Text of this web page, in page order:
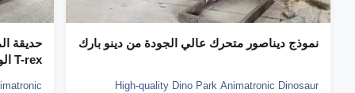
نموذج ديناصور متحرك عالي الجودة من دينو بارك
High-quality Dino Park Animatronic Dinosaur
حديقة
T-rex الواقعي